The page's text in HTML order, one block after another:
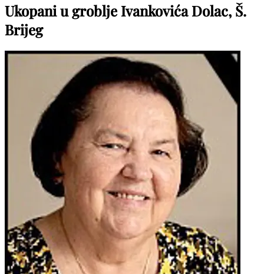
Ukopani u groblje Ivankovića Dolac, Š.
Brijeg